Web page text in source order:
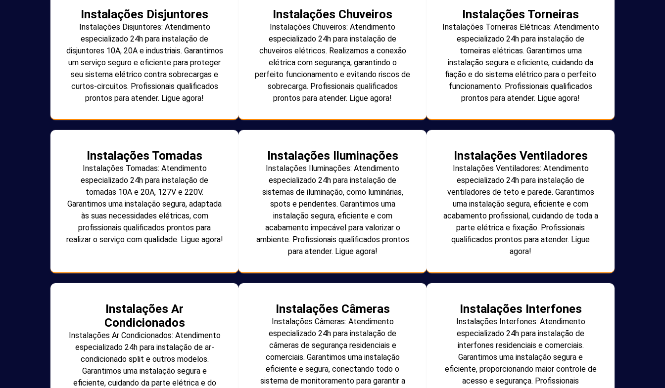
Instalações Disjuntores
Instalações Disjuntores: Atendimento
especializado 24h para instalação de
disjuntores 10A, 20A e industriais. Garantimos
um serviço seguro e eficiente para proteger
seu sistema elétrico contra sobrecargas e
curtos-circuitos. Profissionais qualificados
prontos para atender. Ligue agora!
Instalações Chuveiros
Instalações Chuveiros: Atendimento
especializado 24h para instalação de
chuveiros elétricos. Realizamos a conexão
elétrica com segurança, garantindo o
perfeito funcionamento e evitando riscos de
sobrecarga. Profissionais qualificados
prontos para atender. Ligue agora!
Instalações Torneiras
Instalações Torneiras Elétricas: Atendimento
especializado 24h para instalação de
torneiras elétricas. Garantimos uma
instalação segura e eficiente, cuidando da
fiação e do sistema elétrico para o perfeito
funcionamento. Profissionais qualificados
prontos para atender. Ligue agora!
Instalações Tomadas
Instalações Tomadas: Atendimento
especializado 24h para instalação de
tomadas 10A e 20A, 127V e 220V.
Garantimos uma instalação segura, adaptada
às suas necessidades elétricas, com
profissionais qualificados prontos para
realizar o serviço com qualidade. Ligue agora!
Instalações Iluminações
Instalações Iluminações: Atendimento
especializado 24h para instalação de
sistemas de iluminação, como luminárias,
spots e pendentes. Garantimos uma
instalação segura, eficiente e com
acabamento impecável para valorizar o
ambiente. Profissionais qualificados prontos
para atender. Ligue agora!
Instalações Ventiladores
Instalações Ventiladores: Atendimento
especializado 24h para instalação de
ventiladores de teto e parede. Garantimos
uma instalação segura, eficiente e com
acabamento profissional, cuidando de toda a
parte elétrica e fixação. Profissionais
qualificados prontos para atender. Ligue
agora!
Instalações Ar
Condicionados
Instalações Ar Condicionados: Atendimento
especializado 24h para instalação de ar-
condicionado split e outros modelos.
Garantimos uma instalação segura e
eficiente, cuidando da parte elétrica e do
Instalações Câmeras
Instalações Câmeras: Atendimento
especializado 24h para instalação de
câmeras de segurança residenciais e
comerciais. Garantimos uma instalação
eficiente e segura, conectando todo o
sistema de monitoramento para garantir a
Instalações Interfones
Instalações Interfones: Atendimento
especializado 24h para instalação de
interfones residenciais e comerciais.
Garantimos uma instalação segura e
eficiente, proporcionando maior controle de
acesso e segurança. Profissionais